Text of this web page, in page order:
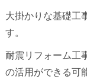
大掛かりな基礎工
す。
耐震リフォーム工
の活用ができる可